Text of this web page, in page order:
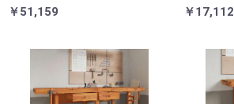
可)
￥51,159 ￥17,112